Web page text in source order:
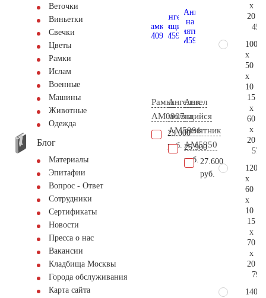
Веточки
Виньетки
Свечки
Цветы
Рамки
Ислам
Военные
Машины
Животные
Одежда
Блог
Материалы
Эпитафии
Вопрос - Ответ
Сотрудники
Сертификаты
Новости
Пресса о нас
Вакансии
Кладбища Москвы
Города обслуживания
Карта сайта
Рамка
AM0907
23.000
руб.
Ангелок
молящийся
AM5991
25.900
руб.
Ангел
на
памятник
AM5950
27.600
руб.
x
20
100
x
50
x
10
15
x
60
x
20
120
x
60
x
10
15
x
70
x
20
140